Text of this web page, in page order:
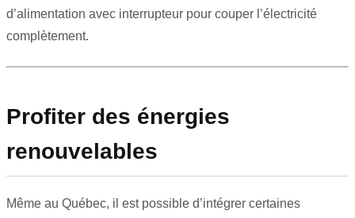
d’alimentation avec interrupteur pour couper l’électricité
complètement.
Profiter des énergies
renouvelables
Même au Québec, il est possible d’intégrer certaines